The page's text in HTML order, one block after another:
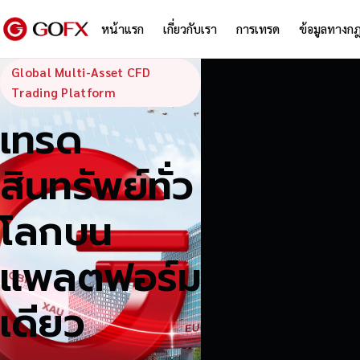
หน้าแรก เกี่ยวกับเรา การเทรด ข้อมูลทางก
GoFX —
Global Multi-Asset CFD
Trading Platform
เทรด
สินทรัพย์ทั่ว
โลกบน
แพลตฟอร์ม
เดียว